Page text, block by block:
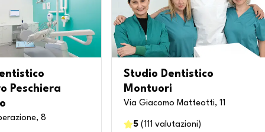
Peschiera
8
Studio Dentistico
Montuori
Via Giacomo Matteotti, 11
5(111 valutazioni )